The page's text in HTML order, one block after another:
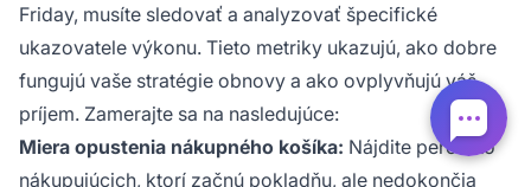
Friday, musíte sledovať a analyzovať špecifické
ukazovatele výkonu. Tieto metriky ukazujú, ako dobre
fungujú vaše stratégie obnovy a ako ovplyvňujú váš
príjem. Zamerajte sa na nasledujúce:
Miera opustenia nákupného košíka: Nájdite percento
nákupujúcich, ktorí začnú pokladňu, ale nedokončia